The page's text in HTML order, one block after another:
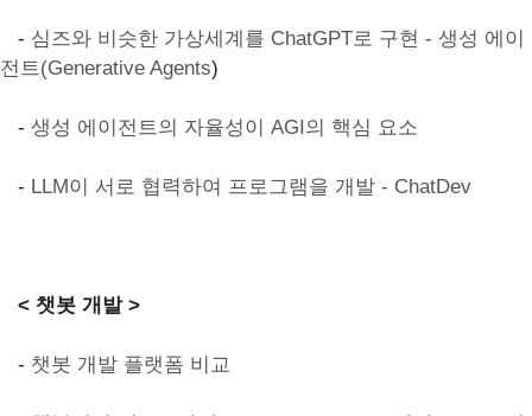
- 심즈와 비슷한 가상세계를 ChatGPT로 구현 - 생성 에이
전트(Generative Agents)
- 생성 에이전트의 자율성이 AGI의 핵심 요소
- LLM이 서로 협력하여 프로그램을 개발 - ChatDev
< 챗봇 개발 >
- 챗봇 개발 플랫폼 비교